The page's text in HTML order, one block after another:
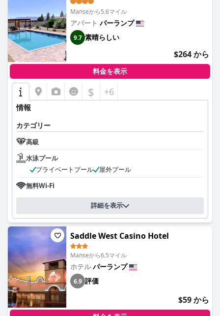
Manseから5.6マイル
アパート パーランプ
9.7 素晴らしい
$264 から
料金を表示
$ +6
情報
カテゴリー
高級
水泳プール
プライベートプール
屋外プール
無料Wi-Fi
詳細を表示
Saddle West Casino Hotel
Manseから6.5マイル
ホテルパーランプ
6.9 評価
$59 から